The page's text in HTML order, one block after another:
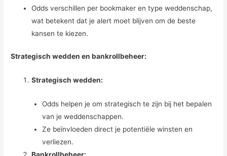
Odds verschillen per bookmaker en type weddenschap,
wat betekent dat je alert moet blijven om de beste
kansen te kiezen.
Strategisch wedden en bankrollbeheer:
Strategisch wedden:
Odds helpen je om strategisch te zijn bij het bepalen
van je weddenschappen.
Ze beïnvloeden direct je potentiële winsten en
verliezen.